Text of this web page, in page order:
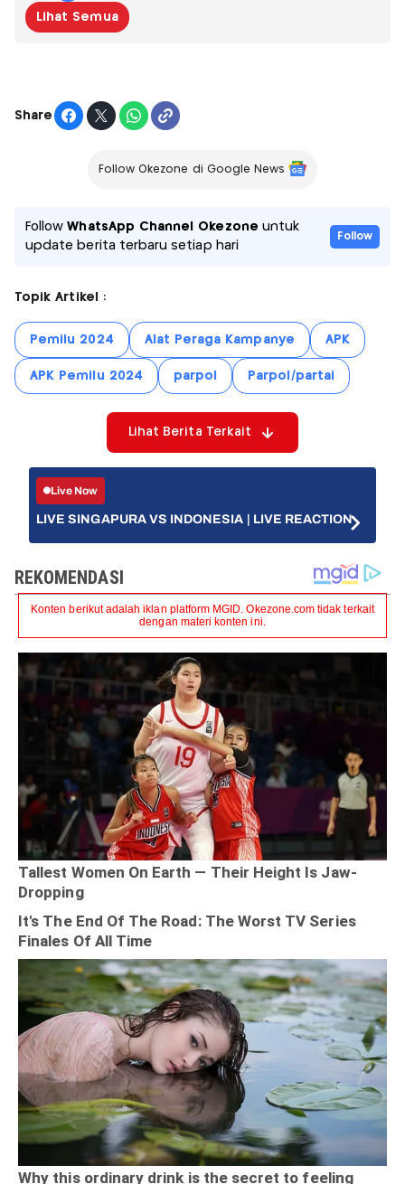
Lihat Semua
Share
Follow Okezone di Google News
FollowWhatsApp Channel Okezone untuk
update berita terbaru setiap hari
Follow
Topik Artikel :
Pemilu 2024 Alat Peraga Kampanye APK
APK Pemilu 2024 parpol Parpol/partai
Lihat Berita Terkait
Live Now
LIVE SINGAPURA VS INDONESIA | LIVE REACTION